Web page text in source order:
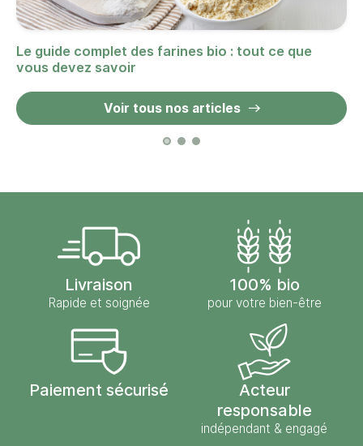
Le guide complet des farines bio : tout ce que
vous devez savoir
Voir tous nos articles
Livraison
Rapide et soignée
100% bio
pour votre bien-être
Paiement sécurisé
Acteur
responsable
indépendant & engagé